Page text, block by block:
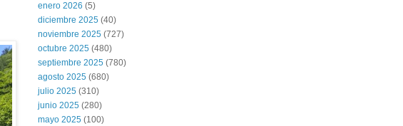
enero 2026 (5)
diciembre 2025 (40)
noviembre 2025 (727)
octubre 2025 (480)
septiembre 2025 (780)
agosto 2025 (680)
julio 2025 (310)
junio 2025 (280)
mayo 2025 (100)